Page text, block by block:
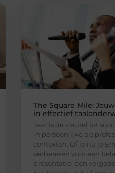
The Square Mile:
in effectief
Taal is de sleutel tot
in persoonlijke als
contexten. Of je nu je
verbeteren voor een
presentatie, een